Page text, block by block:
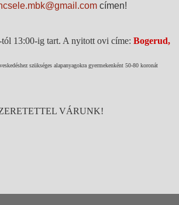
címen!
13:00-ig tart. A nyitott ovi címe: Bogerud,
szükséges alapanyagokra gyermekenként 50-80 koronát
VÁRUNK!